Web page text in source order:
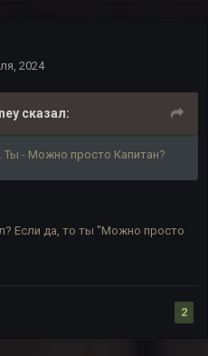
2024
сказал:
Ты - Можно просто Капитан?
Если да, то ты "Можно просто
2